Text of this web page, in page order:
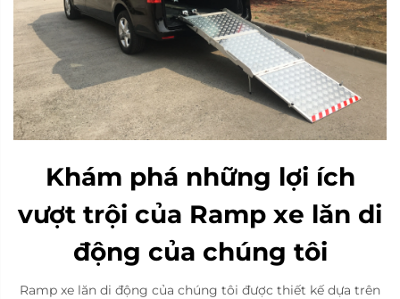
Khám phá những lợi ích
vượt trội của Ramp xe lăn di
động của chúng tôi
Ramp xe lăn di động của chúng tôi được thiết kế dựa trên